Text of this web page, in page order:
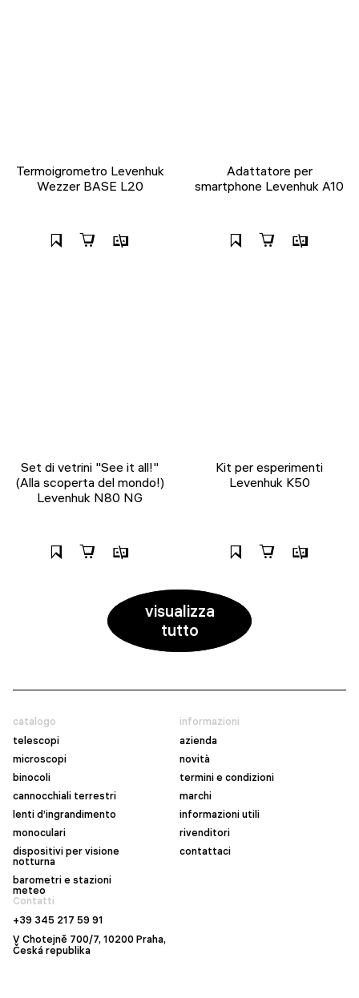
Termoigrometro Levenhuk
Wezzer BASE L20
Adattatore per
smartphone Levenhuk A10
Set di vetrini "See it all!"
(Alla scoperta del mondo!)
Levenhuk N80 NG
Kit per esperimenti
Levenhuk K50
visualizza
tutto
catalogo
telescopi
microscopi
binocoli
cannocchiali terrestri
lenti d’ingrandimento
monoculari
dispositivi per visione
notturna
barometri e stazioni
meteo
informazioni
azienda
novità
termini e condizioni
marchi
informazioni utili
rivenditori
contattaci
Contatti
+39 345 217 59 91
V Chotejně 700/7, 10200 Praha,
Česká republika